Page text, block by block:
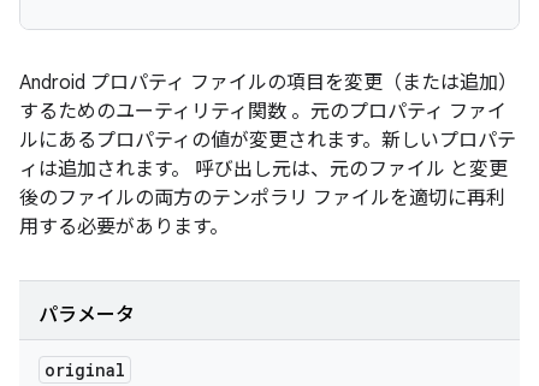
Android プロパティ ファイルの項目を変更（または追加）
するためのユーティリティ関数 。元のプロパティ ファイ
ルにあるプロパティの値が変更されます。新しいプロパテ
ィは追加されます。 呼び出し元は、元のファイル と変更
後のファイルの両方のテンポラリ ファイルを適切に再利
用する必要があります。
パラメータ
original